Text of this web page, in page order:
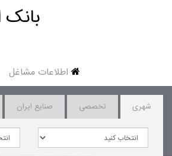
بانک
اطلاعات مشاغل
شهری تخصصی صنایع ایران